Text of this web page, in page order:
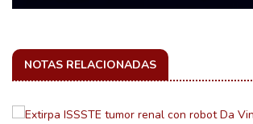
NOTAS RELACIONADAS